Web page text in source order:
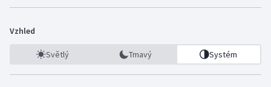
Vzhled
Světlý Tmavý Systém